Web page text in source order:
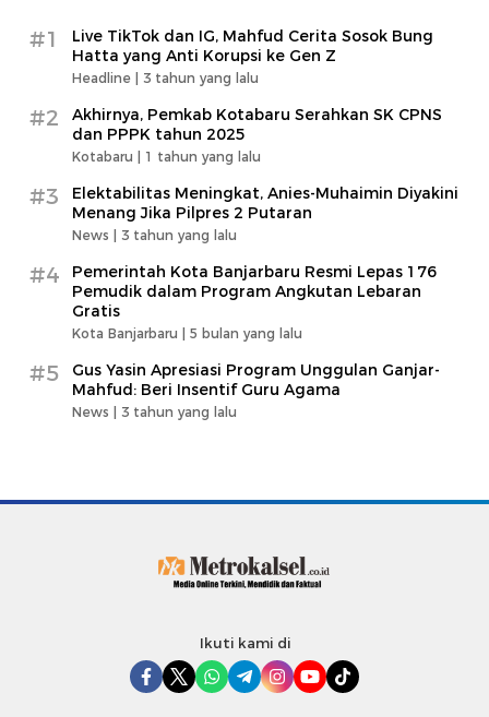
#1
Live TikTok dan IG, Mahfud Cerita Sosok Bung
Hatta yang Anti Korupsi ke Gen Z
Headline | 3 tahun yang lalu
#2
Akhirnya, Pemkab Kotabaru Serahkan SK CPNS
dan PPPK tahun 2025
Kotabaru | 1 tahun yang lalu
#3
Elektabilitas Meningkat, Anies-Muhaimin Diyakini
Menang Jika Pilpres 2 Putaran
News | 3 tahun yang lalu
#4
Pemerintah Kota Banjarbaru Resmi Lepas 176
Pemudik dalam Program Angkutan Lebaran
Gratis
Kota Banjarbaru | 5 bulan yang lalu
#5
Gus Yasin Apresiasi Program Unggulan Ganjar-
Mahfud: Beri Insentif Guru Agama
News | 3 tahun yang lalu
Ikuti kami di